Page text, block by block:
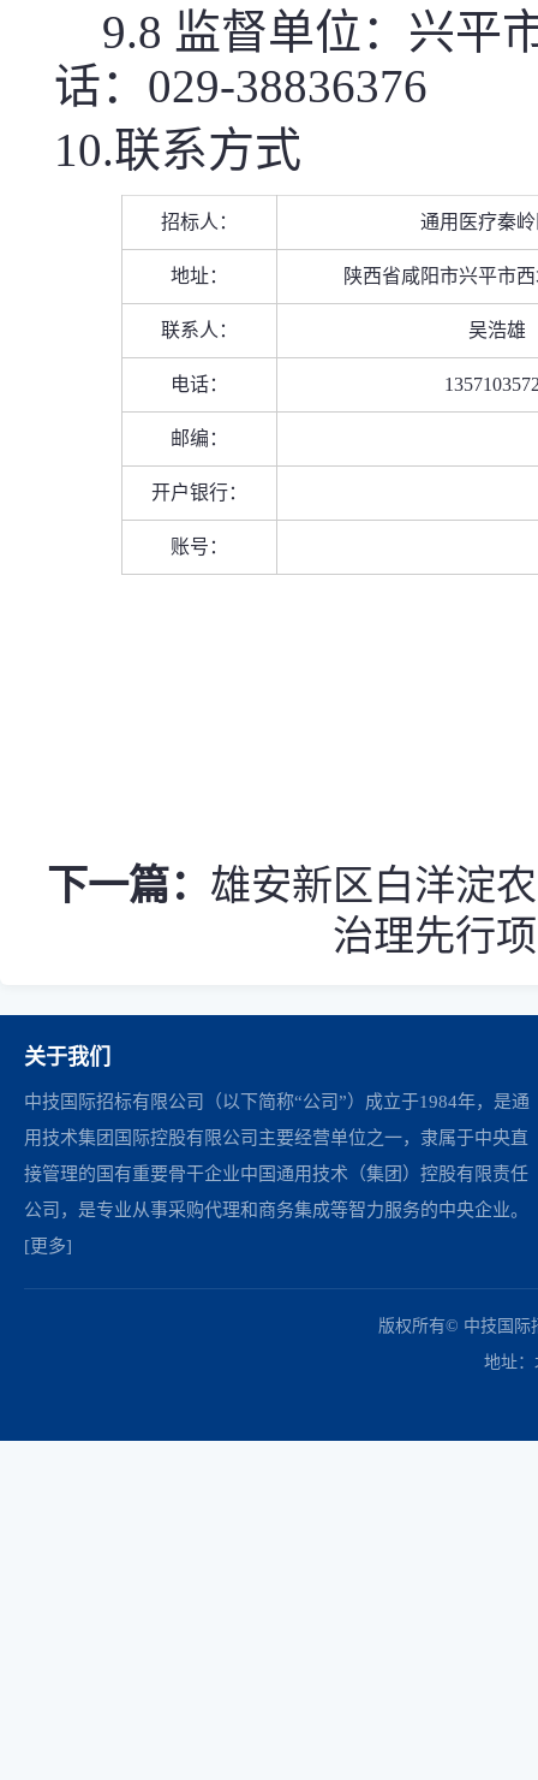
9.8 监督单位：兴平
话：029-38836376
10.联系方式
招标人： 通用医疗秦
地址： 陕西省咸阳市兴平市
联系人： 吴浩雄
电话：
邮编：
开户银行：
账号：
下一篇： 雄安新区白洋淀
治理先行
关于我们
中技国际招标有限公司（以下简称“公司”）成立于1984年，是通
用技术集团国际控股有限公司主要经营单位之一，隶属于中央直
接管理的国有重要骨干企业中国通用技术（集团）控股有限责任
公司，是专业从事采购代理和商务集成等智力服务的中央企业。
[更多]
版权所有© 中技国际
地址：